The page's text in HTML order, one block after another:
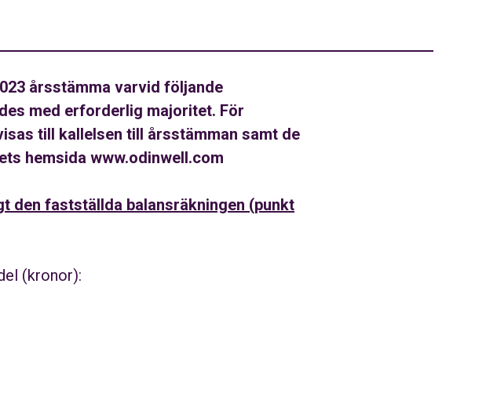
årsstämma varvid följande
med erforderlig majoritet. För
till kallelsen till årsstämman samt de
hemsida www.odinwell.com
den fastställda balansräkningen (punkt
(kronor):